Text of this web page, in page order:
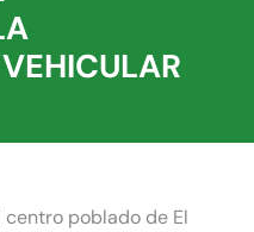
poblado de El